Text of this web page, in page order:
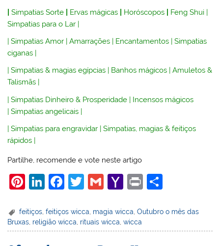
|Simpatias Sorte Ervas mágicas Horóscopos Feng Shui |
Simpatias para o Lar |
|Simpatias Amor |Amarrações | Encantamentos |Simpatias
ciganas |
|Simpatias & magias egípcias Banhos mágicos |Amuletos &
Talismãs
|Simpatias Dinheiro & Prosperidade | Incensos mágicos
|Simpatias angelicais |
|Simpatias para engravidar |Simpatias, magias & feitiços
rápidos |
Partilhe, recomende e vote neste artigo
Pi
er
e
Li
k
e
F
c
e
T
itt
er
G
ai
l
Y
h
o
Pr
t
ar
e
feitiços ,feitiços wicca magia wicca ,Outubro o mês das
Bruxas, religião wicca, rituais wicca,wicca